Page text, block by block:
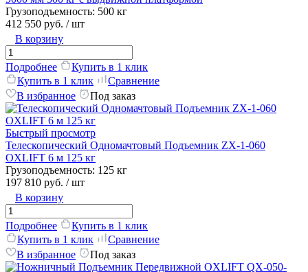
Грузоподъемность: 500 кг
412 550 руб. / шт
В корзину
Подробнее
Купить в 1 клик
Купить в 1 клик
Сравнение
В избранное
Под заказ
Быстрый просмотр
Телескопический Одномачтовый Подъемник ZX-1-060
OXLIFT 6 м 125 кг
Грузоподъемность: 125 кг
197 810 руб. / шт
В корзину
Подробнее
Купить в 1 клик
Купить в 1 клик
Сравнение
В избранное
Под заказ